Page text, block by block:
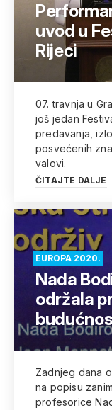
uvod u
Rijeci
07. travnja u
još jedan
predavanja,
posvećenih
valovi.
ČITAJTE DALJE
EUROPA 2020.
Nada
održala
Zadnjeg dana
na popisu
profesorice